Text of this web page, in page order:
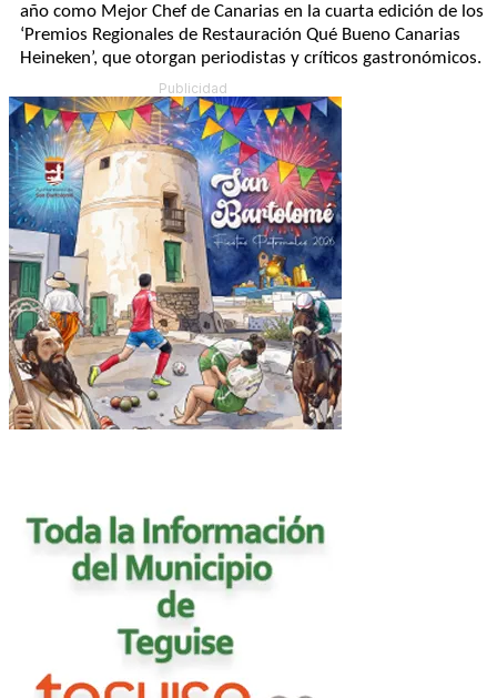
año como Mejor Chef de Canarias en la cuarta edición de los
‘Premios Regionales de Restauración Qué Bueno Canarias
Heineken’, que otorgan periodistas y críticos gastronómicos.
Publicidad